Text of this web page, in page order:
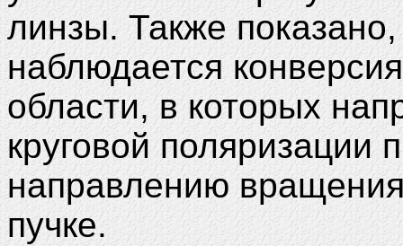
линзы. Также
наблюдается
области, в которых
круговой поляризации
направлению
пучке.